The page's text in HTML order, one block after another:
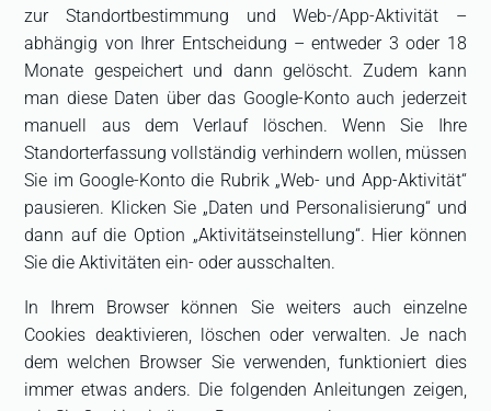
zur Standortbestimmung und Web-/App-Aktivität –
abhängig von Ihrer Entscheidung – entweder 3 oder 18
Monate gespeichert und dann gelöscht. Zudem kann
man diese Daten über das Google-Konto auch jederzeit
manuell aus dem Verlauf löschen. Wenn Sie Ihre
Standorterfassung vollständig verhindern wollen, müssen
Sie im Google-Konto die Rubrik „Web- und App-Aktivität“
pausieren. Klicken Sie „Daten und Personalisierung“ und
dann auf die Option „Aktivitätseinstellung“. Hier können
Sie die Aktivitäten ein- oder ausschalten.
In Ihrem Browser können Sie weiters auch einzelne
Cookies deaktivieren, löschen oder verwalten. Je nach
dem welchen Browser Sie verwenden, funktioniert dies
immer etwas anders. Die folgenden Anleitungen zeigen,